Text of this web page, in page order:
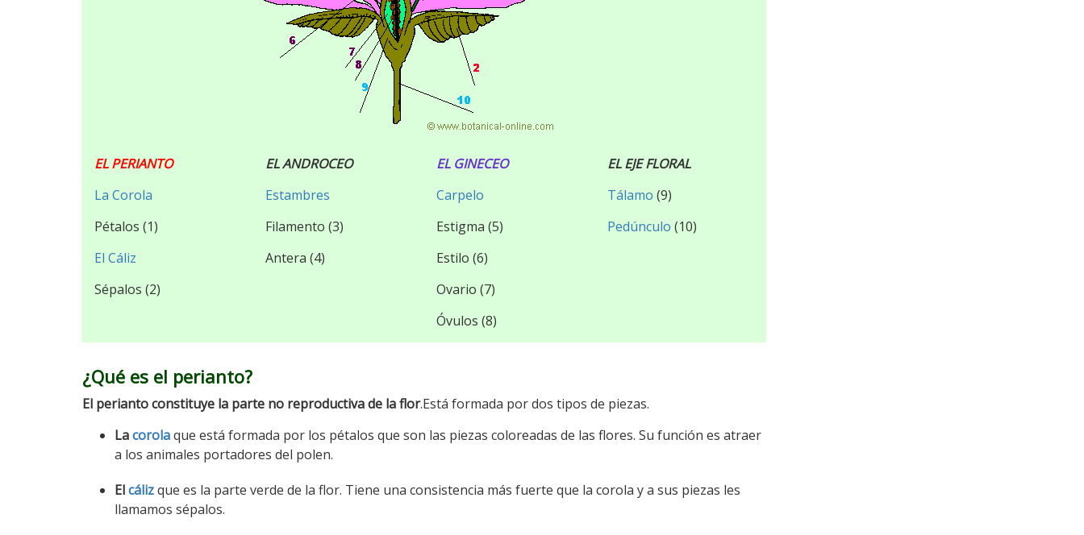
EL PERIANTO
La Corola
Pétalos (1)
El Cáliz
Sépalos (2)
EL ANDROCEO
Estambres
Filamento (3)
Antera (4)
EL GINECEO
Carpelo
Estigma (5)
Estilo (6)
Ovario (7)
Óvulos (8)
EL EJE FLORAL
Tálamo (9)
Pedúnculo (10)
¿Qué es el perianto?
El perianto constituye la parte no reproductiva de la flor.Está formada por dos tipos de piezas.
Lacorolaque está formada por los pétalos que son las piezas coloreadas de las flores. Su función es atraer
a los animales portadores del polen.
Elcálizque es la parte verde de la flor. Tiene una consistencia más fuerte que la corola y a sus piezas les
llamamos sépalos.